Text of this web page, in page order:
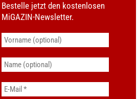
Bestelle jetzt den kostenlosen
MiGAZIN-Newsletter.